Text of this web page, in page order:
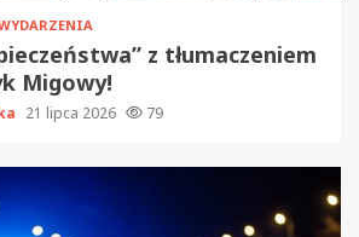
z tłumaczeniem
Migowy!
21 lipca 2026 79